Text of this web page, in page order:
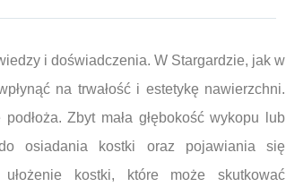
i doświadczenia. W Stargardzie, jak w
na trwałość i estetykę nawierzchni.
Zbyt mała głębokość wykopu lub
osiadania kostki oraz pojawiania się
kostki, które może skutkować